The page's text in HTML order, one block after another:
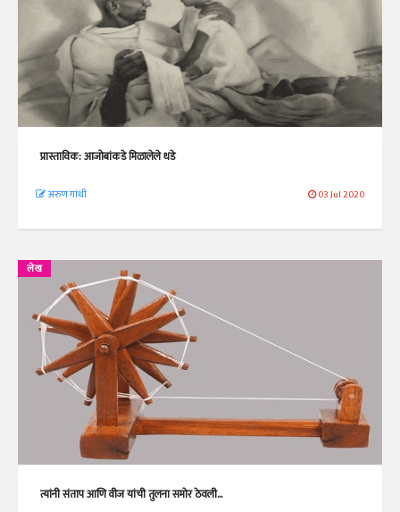
प्रास्ताविक: आजोबांकडे मिळालेले धडे
अरुण गांधी 03 Jul 2020
लेख
त्यांनी संताप आणि वीज यांची तुलना समोर ठेवली...